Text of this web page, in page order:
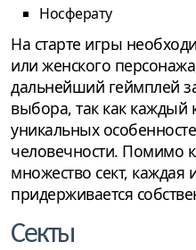
Носферату
На старте игры
или женского
дальнейший геймплей
выбора, так как каждый
уникальных
человечности. Помимо
множество сект, каждая
придерживается
Секты